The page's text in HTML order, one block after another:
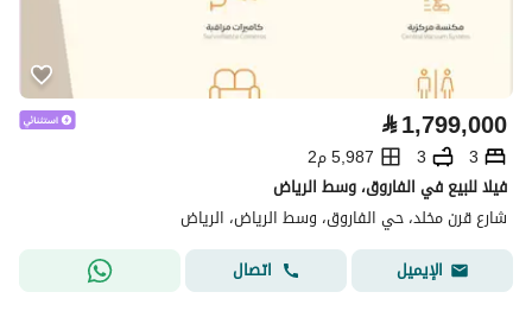
⃁1,799,000
3
3
5,987 م2
فيلا للبيع في الفاروق، وسط الرياض
شارع قرن مخلد، حي الفاروق، وسط الرياض، الرياض
الإيميل
اتصال